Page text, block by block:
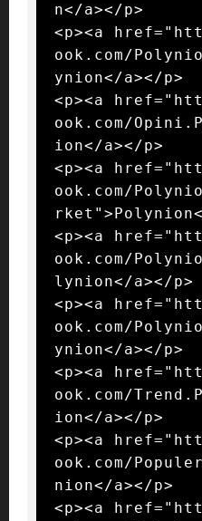
n</a></p>
<p><a
ook.com/
ynion</a></p>
<p><a
ook.com/
ion</a></p>
<p><a
ook.com/
<p><a
ook.com/
lynion</a></p>
<p><a
ook.com/
ynion</a></p>
<p><a
ook.com/
ion</a></p>
<p><a
ook.com/
nion</a></p>
<p><a